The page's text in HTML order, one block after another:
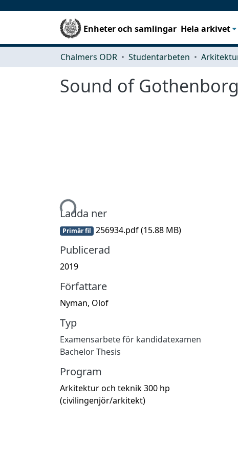
Enheter och samlingar Hela arkivet
Chalmers ODR Studentarbeten
Sound of Gothenborg
Hämtar...
Ladda ner
Primär fil 256934.pdf(15.88 MB)
Publicerad
2019
Författare
Nyman, Olof
Typ
Examensarbete för kandidatexamen
Bachelor Thesis
Program
Arkitektur och teknik 300 hp
(civilingenjör/arkitekt)